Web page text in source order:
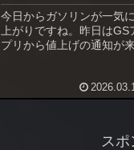
今日からガソリンが一気
上がりですね。昨日はGS
プリから値上げの通知が
したのは初めてかも。遠く
ら来る人は釣行費の負担
う三浦市農協のGS（初声・
スポ